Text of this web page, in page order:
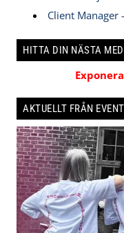
Client Manager
HITTA DIN NÄSTA
AKTUELLT FRÅN